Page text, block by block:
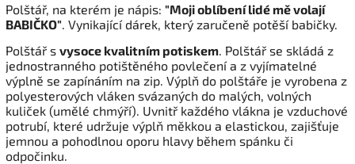
Polštář, na kterém je nápis: "Moji oblíbení lidé mě volají
BABIČKO". Vynikající dárek, který zaručeně potěší babičky.
Polštář s vysoce kvalitním potiskem. Polštář se skládá z
jednostranného potištěného povlečení a z vyjímatelné
výplně se zapínáním na zip. Výplň do polštáře je vyrobena z
polyesterových vláken svázaných do malých, volných
kuliček (umělé chmýří). Uvnitř každého vlákna je vzduchové
potrubí, které udržuje výplň měkkou a elastickou, zajišťuje
jemnou a pohodlnou oporu hlavy během spánku či
odpočinku.